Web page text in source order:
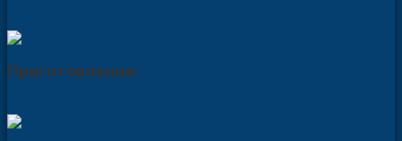
Приготовление: